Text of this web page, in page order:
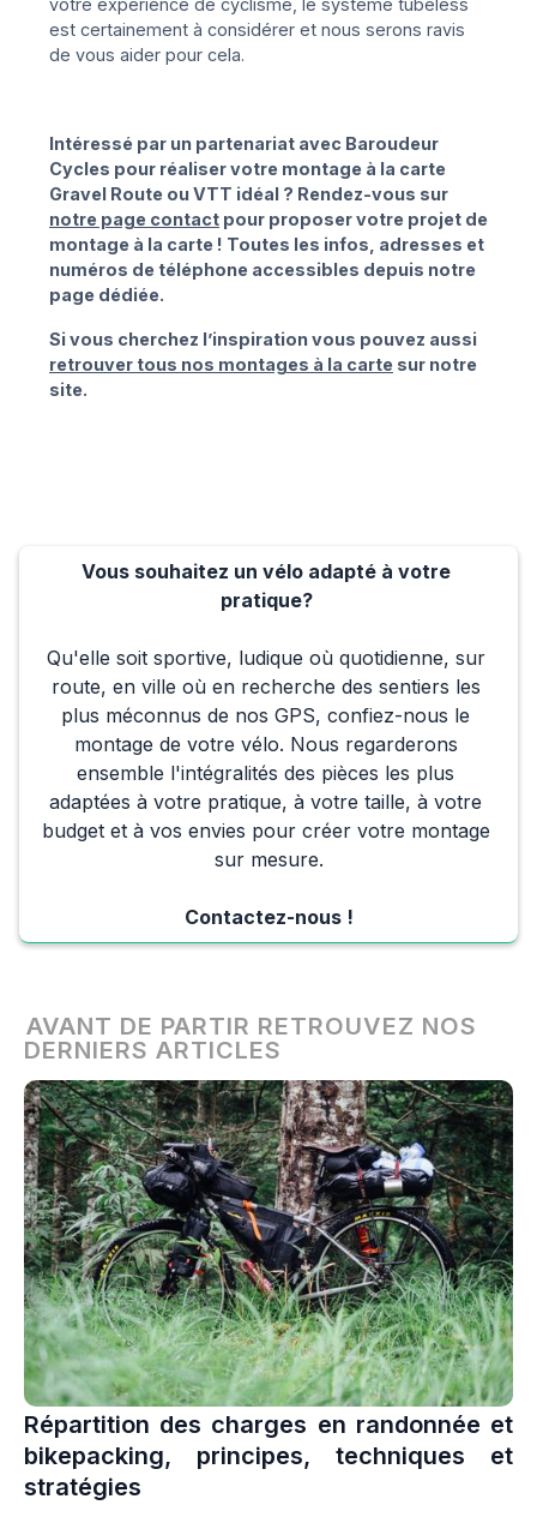
votre expérience de cyclisme, le système tubeless
est certainement à considérer et nous serons ravis
de vous aider pour cela.
Intéressé par un partenariat avec Baroudeur
Cycles pour réaliser votre montage à la carte
Gravel Route ou VTT idéal ? Rendez-vous sur
notre page contact pour proposer votre projet de
montage à la carte ! Toutes les infos, adresses et
numéros de téléphone accessibles depuis notre
page dédiée.
Si vous cherchez l’inspiration vous pouvez aussi
retrouver tous nos montages à la carte sur notre
site.
Vous souhaitez un vélo adapté à votre
pratique?
Qu'elle soit sportive, ludique où quotidienne, sur
route, en ville où en recherche des sentiers les
plus méconnus de nos GPS, confiez-nous le
montage de votre vélo. Nous regarderons
ensemble l'intégralités des pièces les plus
adaptées à votre pratique, à votre taille, à votre
budget et à vos envies pour créer votre montage
sur mesure.
Contactez-nous !
AVANT DE PARTIR RETROUVEZ NOS
DERNIERS ARTICLES
Répartition des charges en randonnée et
bikepacking, principes, techniques et
stratégies